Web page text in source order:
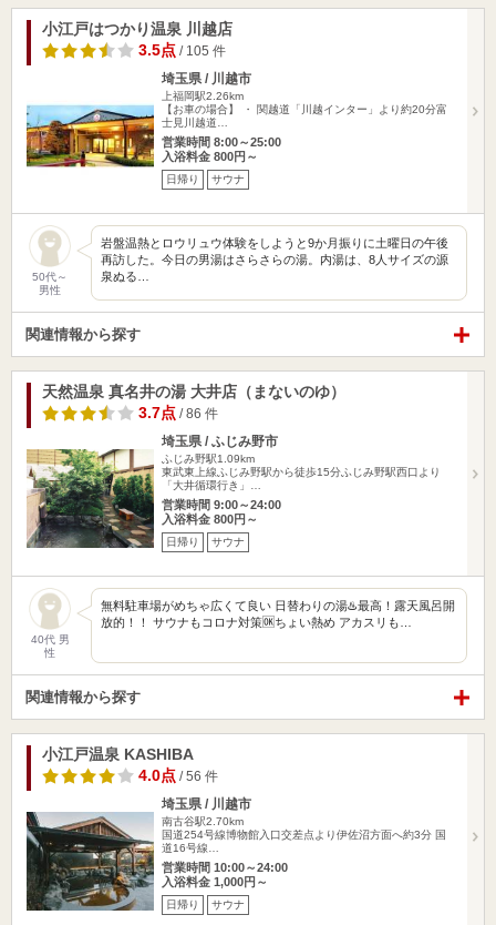
小江戸はつかり温泉 川越店
3.5点 / 105 件
埼玉県 / 川越市
上福岡駅2.26km
【お車の場合】 ・ 関越道「川越インター」より約20分富
士見川越道…
営業時間 8:00～25:00
入浴料金 800円～
日帰り サウナ
50代～
男性
岩盤温熱とロウリュウ体験をしようと9か月振りに土曜日の午後
再訪した。今日の男湯はさらさらの湯。内湯は、8人サイズの源
泉ぬる…
関連情報から探す
天然温泉 真名井の湯 大井店（まないのゆ）
3.7点 / 86 件
埼玉県 / ふじみ野市
ふじみ野駅1.09km
東武東上線ふじみ野駅から徒歩15分ふじみ野駅西口より
「大井循環行き」…
営業時間 9:00～24:00
入浴料金 800円～
日帰り サウナ
40代 男
性
無料駐車場がめちゃ広くて良い 日替わりの湯♨️最高！露天風呂開
放的！！ サウナもコロナ対策🆗ちょい熱め アカスリも…
関連情報から探す
小江戸温泉 KASHIBA
4.0点 / 56 件
埼玉県 / 川越市
南古谷駅2.70km
国道254号線博物館入口交差点より伊佐沼方面へ約3分 国
道16号線…
営業時間 10:00～24:00
入浴料金 1,000円～
日帰り サウナ